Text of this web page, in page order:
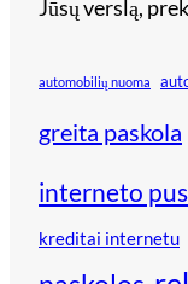
Jūsų verslą,
automobilių nuoma
greita paskola
interneto
kreditai internetu